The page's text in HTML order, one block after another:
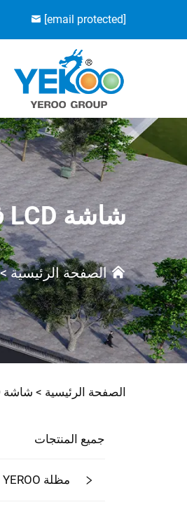
[email protected]
شاشة LCD في الخارج
الصفحة الرئيسية
الصفحة الرئيسية > شاشة LCD في الخارج
جميع المنتجات
مظلة YEROO